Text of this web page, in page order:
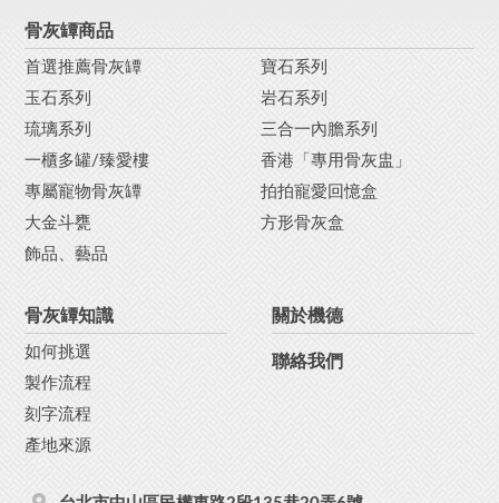
骨灰罈商品
首選推薦骨灰罈
寶石系列
玉石系列
岩石系列
琉璃系列
三合一內膽系列
一櫃多罐/臻愛樓
香港「專用骨灰盅」
專屬寵物骨灰罈
拍拍寵愛回憶盒
大金斗甕
方形骨灰盒
飾品、藝品
骨灰罈知識
如何挑選
製作流程
刻字流程
產地來源
關於機德
聯絡我們